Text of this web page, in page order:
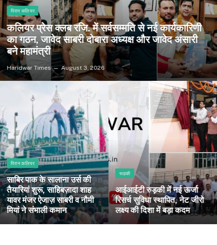
पिरान कलियर
कलियर प्रेस क्लब रजि. में सर्वसम्मति से नई कार्यकारिणी
का गठन, जावेद साबरी दोबारा अध्यक्ष और जावेद अंसारी
बने महामंत्री
Haridwar Times August 3, 2026
पिरान कलियर
साबिर पाक के सालाना उर्स की
तैयारियां शुरू, साहिबज़ादा शाह
यावर मंजर ऐजाज़ साबरी व नौमी
मियां ने संभाली कमान
रूडकी
आईआईटी रुड़की में नई ऊर्जा
रिसर्च सुविधा स्थापित, नेट जीरो
लक्ष्य की दिशा में बड़ा कदम